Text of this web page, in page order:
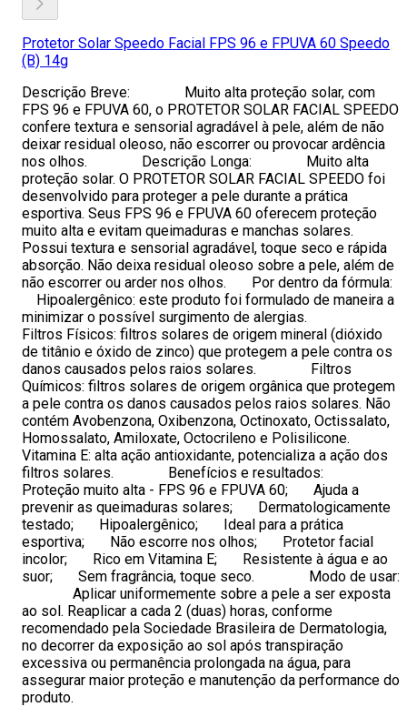
Protetor Solar Speedo Facial FPS 96 e FPUVA 60 Speedo
(B) 14g
Descrição Breve: Muito alta proteção solar, com
FPS 96 e FPUVA 60, o PROTETOR SOLAR FACIAL SPEEDO
confere textura e sensorial agradável à pele, além de não
deixar residual oleoso, não escorrer ou provocar ardência
nos olhos. Descrição Longa: Muito alta
proteção solar. O PROTETOR SOLAR FACIAL SPEEDO foi
desenvolvido para proteger a pele durante a prática
esportiva. Seus FPS 96 e FPUVA 60 oferecem proteção
muito alta e evitam queimaduras e manchas solares.
Possui textura e sensorial agradável, toque seco e rápida
absorção. Não deixa residual oleoso sobre a pele, além de
não escorrer ou arder nos olhos. Por dentro da fórmula:
Hipoalergênico: este produto foi formulado de maneira a
minimizar o possível surgimento de alergias.
Filtros Físicos: filtros solares de origem mineral (dióxido
de titânio e óxido de zinco) que protegem a pele contra os
danos causados pelos raios solares. Filtros
Químicos: filtros solares de origem orgânica que protegem
a pele contra os danos causados pelos raios solares. Não
contém Avobenzona, Oxibenzona, Octinoxato, Octissalato,
Homossalato, Amiloxate, Octocrileno e Polisilicone.
Vitamina E: alta ação antioxidante, potencializa a ação dos
filtros solares. Benefícios e resultados:
Proteção muito alta - FPS 96 e FPUVA 60; Ajuda a
prevenir as queimaduras solares; Dermatologicamente
testado; Hipoalergênico; Ideal para a prática
esportiva; Não escorre nos olhos; Protetor facial
incolor; Rico em Vitamina E; Resistente à água e ao
suor; Sem fragrância, toque seco. Modo de usar:
Aplicar uniformemente sobre a pele a ser exposta
ao sol. Reaplicar a cada 2 (duas) horas, conforme
recomendado pela Sociedade Brasileira de Dermatologia,
no decorrer da exposição ao sol após transpiração
excessiva ou permanência prolongada na água, para
assegurar maior proteção e manutenção da performance do
produto.